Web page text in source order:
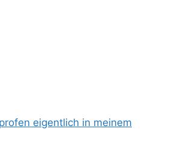
eigentlich in meinem